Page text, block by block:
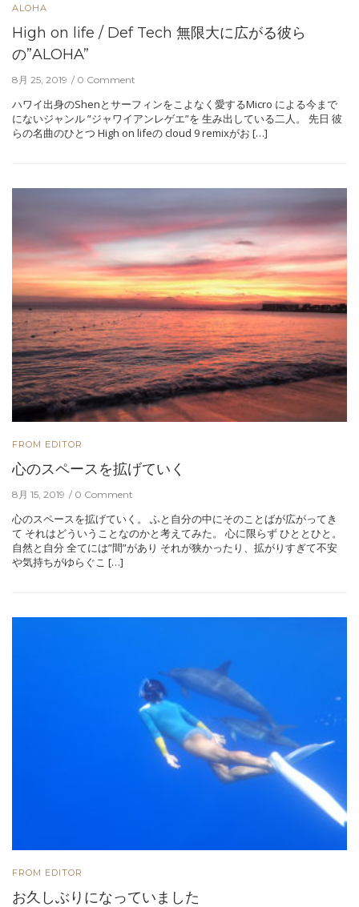
ALOHA
High on life / Def Tech 無限大に広がる彼ら
の”ALOHA”
8月 25, 2019 0 Comment
ハワイ出身のShenとサーフィンをこよなく愛するMicro による今まで
にないジャンル ”ジャワイアンレゲエ”を 生み出している二人。 先日 彼
らの名曲のひとつ High on lifeの cloud 9 remixがお […]
FROM EDITOR
心のスペースを拡げていく
8月 15, 2019 0 Comment
心のスペースを拡げていく。 ふと自分の中にそのことばが広がってき
て それはどういうことなのかと考えてみた。 心に限らず ひととひと。
自然と自分 全てには”間”があり それが狭かったり、拡がりすぎて不安
や気持ちがゆらぐこ […]
FROM EDITOR
お久しぶりになっていました